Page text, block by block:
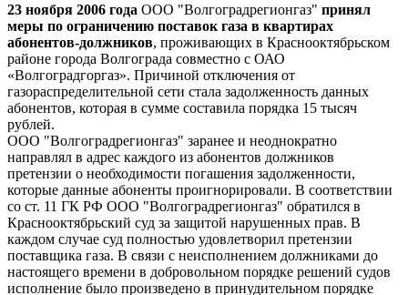
23 ноября 2006 года ООО "Волгоградрегионгаз" принял
меры по ограничению поставок газа в квартирах
абонентов-должников, проживающих в Краснооктябрьском
районе города Волгограда совместно с ОАО
«Волгоградгоргаз». Причиной отключения от
газораспределительной сети стала задолженность данных
абонентов, которая в сумме составила порядка 15 тысяч
рублей.
ООО "Волгоградрегионгаз" заранее и неоднократно
направлял в адрес каждого из абонентов должников
претензии о необходимости погашения задолженности,
которые данные абоненты проигнорировали. В соответствии
со ст. 11 ГК РФ ООО "Волгоградрегионгаз" обратился в
Краснооктябрьский суд за защитой нарушенных прав. В
каждом случае суд полностью удовлетворил претензии
поставщика газа. В связи с неисполнением должниками до
настоящего времени в добровольном порядке решений судов
исполнение было произведено в принудительном порядке